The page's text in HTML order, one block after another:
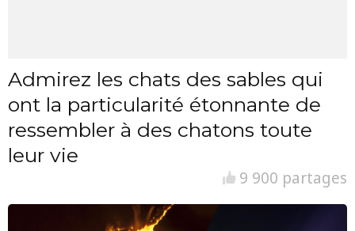
Admirez les chats des sables qui
ont la particularité étonnante de
ressembler à des chatons toute
leur vie
9 900 partages